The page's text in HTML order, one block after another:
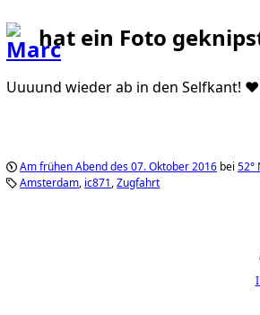
hat ein Foto
Uuuund wieder ab in den Selfkant!
Am frühen Abend des 07. Oktober 2016 bei 52°
Amsterdam ic871 Zugfahrt